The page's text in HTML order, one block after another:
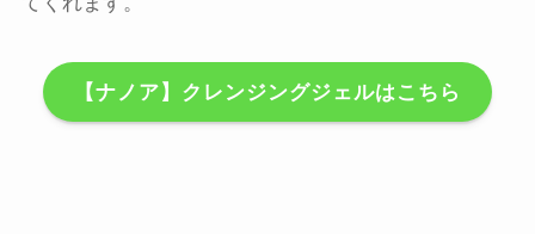
【ナノア】クレンジングジェルはこちら